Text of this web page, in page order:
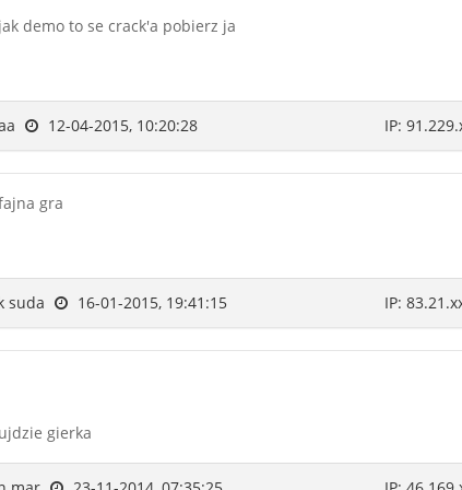
jak demo to se crack'a pobierz ja
12-04-2015, 10:20:28 IP:
gra
suda 16-01-2015, 19:41:15 IP:
ujdzie gierka